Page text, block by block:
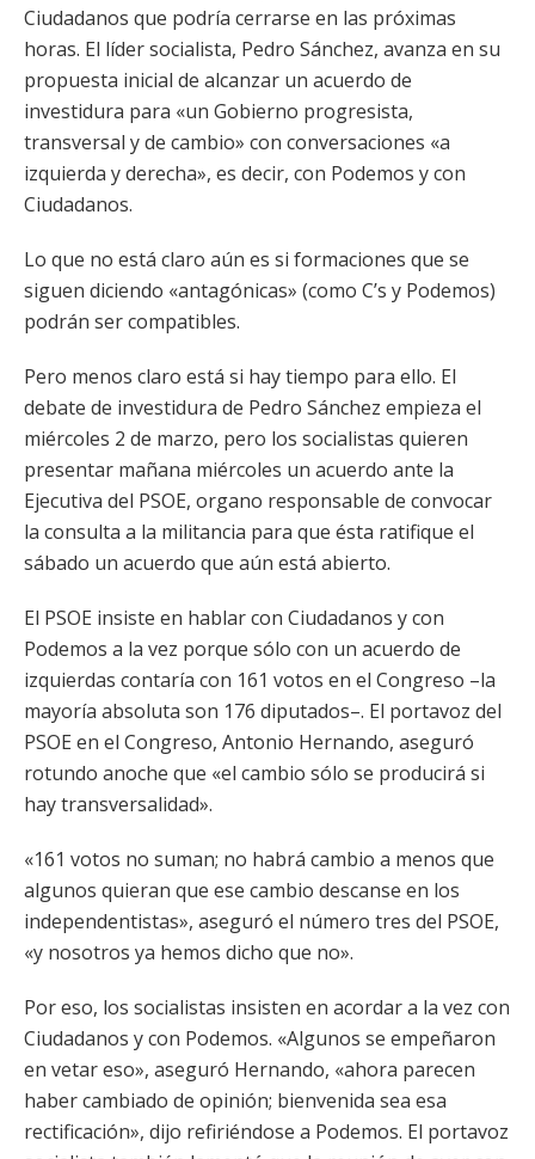
Ciudadanos que podría cerrarse en las próximas
horas. El líder socialista, Pedro Sánchez, avanza en su
propuesta inicial de alcanzar un acuerdo de
investidura para «un Gobierno progresista,
transversal y de cambio» con conversaciones «a
izquierda y derecha», es decir, con Podemos y con
Ciudadanos.
Lo que no está claro aún es si formaciones que se
siguen diciendo «antagónicas» (como C’s y Podemos)
podrán ser compatibles.
Pero menos claro está si hay tiempo para ello. El
debate de investidura de Pedro Sánchez empieza el
miércoles 2 de marzo, pero los socialistas quieren
presentar mañana miércoles un acuerdo ante la
Ejecutiva del PSOE, organo responsable de convocar
la consulta a la militancia para que ésta ratifique el
sábado un acuerdo que aún está abierto.
El PSOE insiste en hablar con Ciudadanos y con
Podemos a la vez porque sólo con un acuerdo de
izquierdas contaría con 161 votos en el Congreso –la
mayoría absoluta son 176 diputados–. El portavoz del
PSOE en el Congreso, Antonio Hernando, aseguró
rotundo anoche que «el cambio sólo se producirá si
hay transversalidad».
«161 votos no suman; no habrá cambio a menos que
algunos quieran que ese cambio descanse en los
independentistas», aseguró el número tres del PSOE,
«y nosotros ya hemos dicho que no».
Por eso, los socialistas insisten en acordar a la vez con
Ciudadanos y con Podemos. «Algunos se empeñaron
en vetar eso», aseguró Hernando, «ahora parecen
haber cambiado de opinión; bienvenida sea esa
rectificación», dijo refiriéndose a Podemos. El portavoz